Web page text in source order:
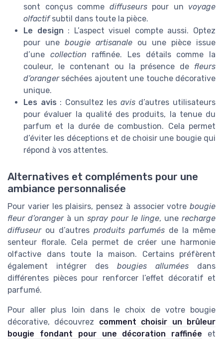
sont conçus comme diffuseurspour un voyage
olfactifsubtil dans toute la pièce.
Le design : L’aspect visuel compte aussi. Optez
pour une bougie artisanale ou une pièce issue
d’une collection raffinée. Les détails comme la
couleur, le contenant ou la présence de fleurs
d’orangerséchées ajoutent une touche décorative
unique.
Les avis : Consultez les avisd’autres utilisateurs
pour évaluer la qualité des produits, la tenue du
parfum et la durée de combustion. Cela permet
d’éviter les déceptions et de choisir une bougie qui
répond à vos attentes.
Alternatives et compléments pour une
ambiance personnalisée
Pour varier les plaisirs, pensez à associer votre bougie
fleur d’orangerà un spray pour le linge, une recharge
diffuseurou d’autres produits parfumés de la même
senteur florale. Cela permet de créer une harmonie
olfactive dans toute la maison. Certains préfèrent
également intégrer des bougies allumées dans
différentes pièces pour renforcer l’effet décoratif et
parfumé.
Pour aller plus loin dans le choix de votre bougie
décorative, découvrez comment choisir un brûleur
bougie fondant pour une décoration raffinée et